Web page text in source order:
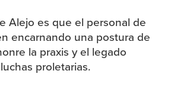
Alejo es que el personal de
encarnando una postura de
la praxis y el legado
proletarias.